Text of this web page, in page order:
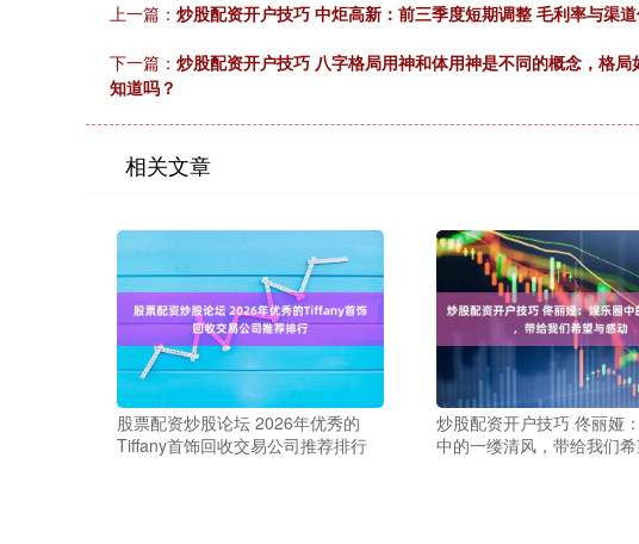
上一篇： 炒股配资开户技巧 中炬高新：前三季度短期调整 毛利率与渠
下一篇： 炒股配资开户技巧 八字格局用神和体用神是不同的概念，格
知道吗？
相关文章
股票配资炒股论坛 2026年优秀的
Tiffany首饰回收交易公司推荐排行
炒股配资开户技巧 佟丽娅
中的一缕清风，带给我们